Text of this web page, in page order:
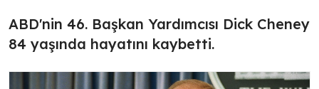
ABD'nin 46. Başkan Yardımcısı Dick Cheney
84 yaşında hayatını kaybetti.